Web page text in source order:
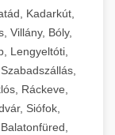
Kadarkút,
Villány, Bóly,
Lengyeltóti,
Ráckeve,
Siófok,